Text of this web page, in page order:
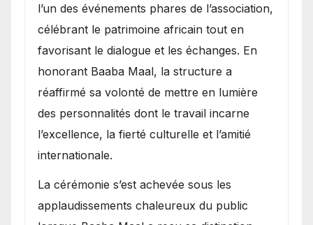
l’un des événements phares de l’association,
célébrant le patrimoine africain tout en
favorisant le dialogue et les échanges. En
honorant Baaba Maal, la structure a
réaffirmé sa volonté de mettre en lumière
des personnalités dont le travail incarne
l’excellence, la fierté culturelle et l’amitié
internationale.
​La cérémonie s’est achevée sous les
applaudissements chaleureux du public